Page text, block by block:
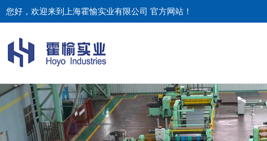
您好，欢迎来到上海霍愉实业有限公司 官方网站！